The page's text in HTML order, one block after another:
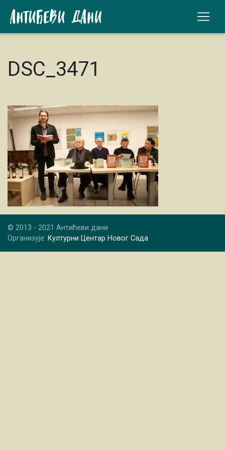
DSC_3471
© 2013 - 2021 Антићеви дани
Организује: Културни Центар Новог Сада